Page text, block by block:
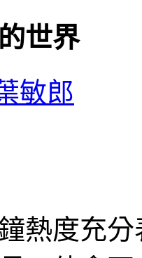
世界
敏郎
熱度充